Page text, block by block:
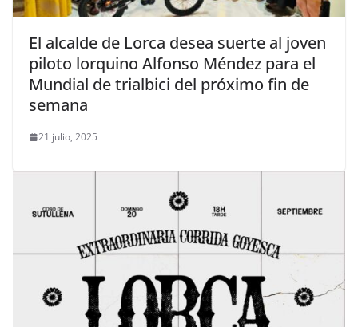
El alcalde de Lorca desea suerte al joven
piloto lorquino Alfonso Méndez para el
Mundial de trialbici del próximo fin de
semana
21 julio, 2025